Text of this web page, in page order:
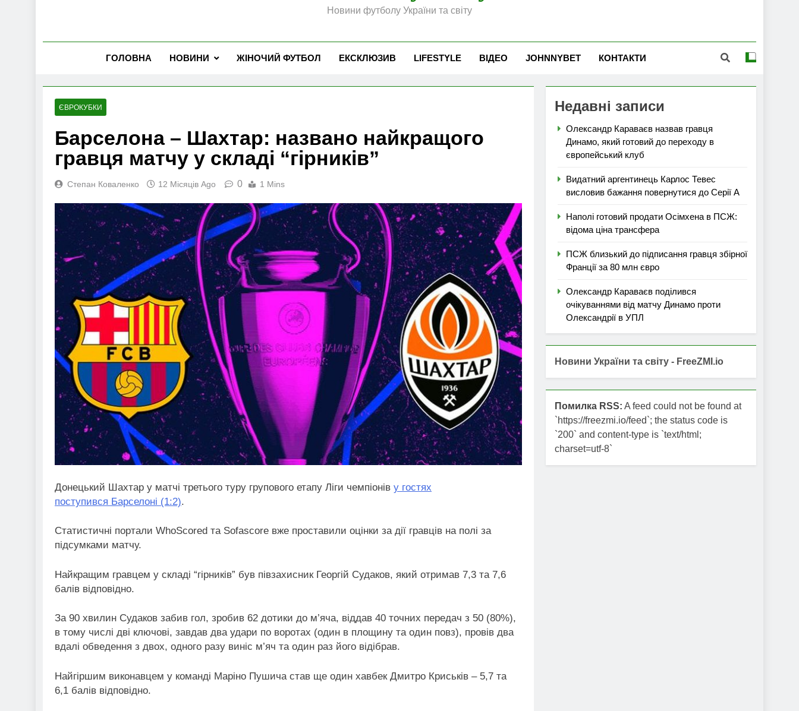
Новини футболу України та світу
ГОЛОВНА НОВИНИ ЖІНОЧИЙ ФУТБОЛ ЕКСКЛЮЗИВ LIFESTYLE ВІДЕО JOHNNYBET КОНТАКТИ
ЄВРОКУБКИ
Барселона – Шахтар: названо найкращого
гравця матчу у складі “гірників”
Степан Коваленко 12 Місяців Ago 0 1 Mins
Донецький Шахтар у матчі третього туру групового етапу Ліги чемпіонів у гостях
поступився Барселоні (1:2).
Статистичні портали WhoScored та Sofascore вже проставили оцінки за дії гравців на полі за
підсумками матчу.
Найкращим гравцем у складі “гірників” був півзахисник Георгій Судаков, який отримав 7,3 та 7,6
балів відповідно.
За 90 хвилин Судаков забив гол, зробив 62 дотики до м’яча, віддав 40 точних передач з 50 (80%),
в тому числі дві ключові, завдав два удари по воротах (один в площину та один повз), провів два
вдалі обведення з двох, одного разу виніс м’яч та один раз його відібрав.
Найгіршим виконавцем у команді Маріно Пушича став ще один хавбек Дмитро Криськів – 5,7 та
6,1 балів відповідно.
Недавні записи
Олександр Караваєв назвав гравця
Динамо, який готовий до переходу в
європейський клуб
Видатний аргентинець Карлос Тевес
висловив бажання повернутися до Серії А
Наполі готовий продати Осімхена в ПСЖ:
відома ціна трансфера
ПСЖ близький до підписання гравця збірної
Франції за 80 млн євро
Олександр Караваєв поділився
очікуваннями від матчу Динамо проти
Олександрії в УПЛ
Новини України та світу - FreeZMI.io
Помилка RSS: A feed could not be found at
`https://freezmi.io/feed`; the status code is
`200` and content-type is `text/html;
charset=utf-8`